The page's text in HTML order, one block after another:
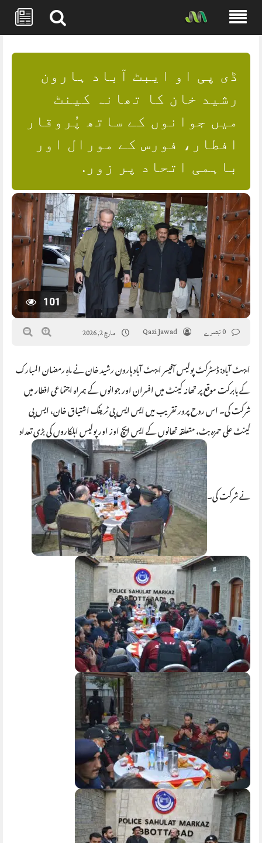
content
ڈی پی او ایبٹ آباد ہارون
رشید خان کا تھانہ کینٹ
میں جوانوں کے ساتھ پُروقار
افطار، فورس کے مورال اور
باہمی اتحاد پر زور.
101
Qazi Jawad مارچ 2, 2026
ایبٹ آباد: ڈسٹرکٹ پولیس آفیسر ایبٹ آباد ہارون رشید خان نے ماہِ رمضان المبارک
کے بابرکت موقع پر تھانہ کینٹ میں افسران اور جوانوں کے ہمراہ اجتماعی افطار میں
شرکت کی۔ اس روح پرور تقریب میں ایس ایس پی ٹریفک اشتیاق خان، ایس پی
کینٹ علی حمزہ بٹ، متعلقہ تھانوں کے ایس ایچ اوز اور پولیس اہلکاروں کی بڑی تعداد
نے شرکت کی۔